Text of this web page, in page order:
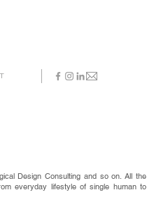
Design Consulting and so on. All the
everyday lifestyle of single human to